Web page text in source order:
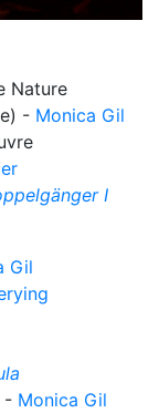
Nature
- Monica Gil
I
Gil
- Monica Gil